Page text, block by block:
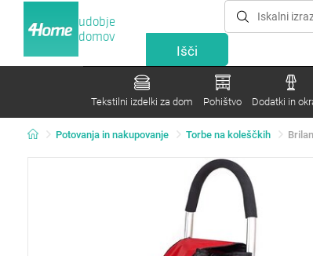
udobje
domov
Tekstilni izdelki za dom Pohištvo Dodatki in
Potovanja in nakupovanje Torbe na koleščkih